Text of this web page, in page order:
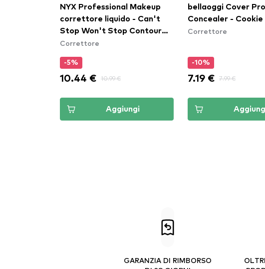
NYX Professional Makeup
correttore liquido - Can't
Stop Won't Stop Contour
Concealer - Mahogany
Correttore
-5%
10.44 € 10.99 €
Aggiungi
bellaoggi Cover
Concealer - Cookie
Correttore
-10%
7.19 € 7.99 €
GARANZIA DI RIMBORSO